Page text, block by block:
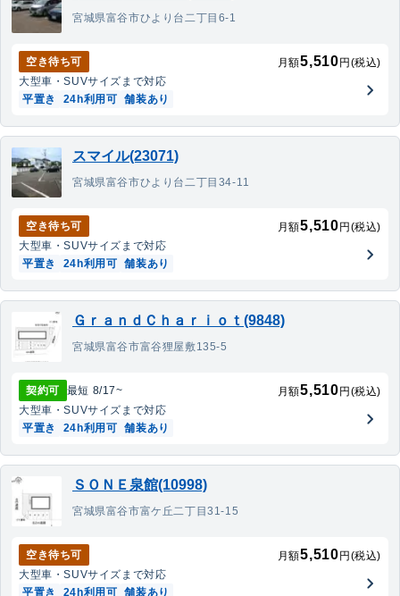
宮城県富谷市ひより台二丁目6-1
空き待ち可 月額5,510 円(税込)
大型車・SUVサイズまで対応
平置き
24h利用可 舗装あり
スマイル(23071)
宮城県富谷市ひより台二丁目34-11
空き待ち可 月額5,510 円(税込)
大型車・SUVサイズまで対応
平置き
24h利用可 舗装あり
ＧｒａｎｄＣｈａｒｉｏｔ(9848)
宮城県富谷市富谷狸屋敷135-5
契約可 最短 8/17~ 月額5,510 円(税込)
大型車・SUVサイズまで対応
平置き
24h利用可 舗装あり
ＳＯＮＥ泉館(10998)
宮城県富谷市富ケ丘二丁目31-15
空き待ち可 月額5,510 円(税込)
大型車・SUVサイズまで対応
平置き
24h利用可 舗装あり